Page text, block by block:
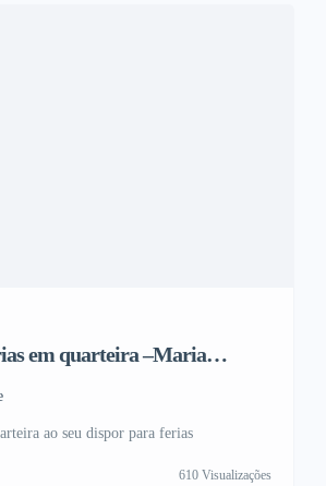
em quarteira –Maria
ao seu dispor para ferias
610 Visualizações